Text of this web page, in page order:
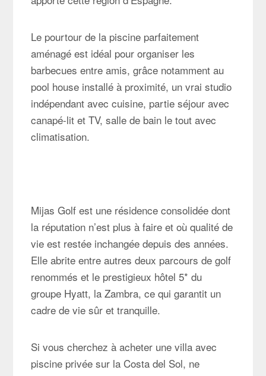
Le pourtour de la piscine parfaitement
aménagé est idéal pour organiser les
barbecues entre amis, grâce notamment au
pool house installé à proximité, un vrai studio
indépendant avec cuisine, partie séjour avec
canapé-lit et TV, salle de bain le tout avec
climatisation.
Mijas Golf est une résidence consolidée dont
la réputation n’est plus à faire et où qualité de
vie est restée inchangée depuis des années.
Elle abrite entre autres deux parcours de golf
renommés et le prestigieux hôtel 5* du
groupe Hyatt, la Zambra, ce qui garantit un
cadre de vie sûr et tranquille.
Si vous cherchez à acheter une villa avec
piscine privée sur la Costa del Sol, ne